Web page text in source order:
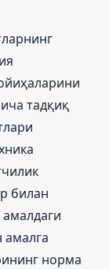
тадқиқ
билан
амалга
норма